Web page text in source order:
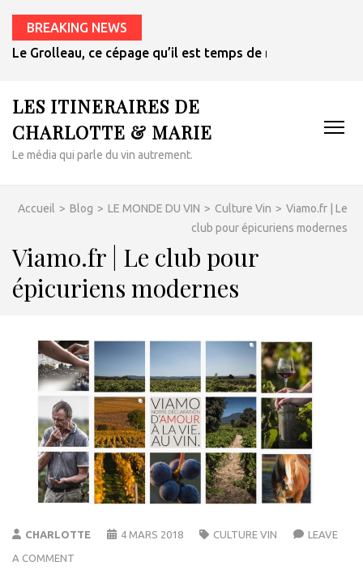
BREAKING NEWS
Et si le meilleur vin pour les plats épicés était un rosé de
LES ITINERAIRES DE
CHARLOTTE & MARIE
Le média qui parle du vin autrement.
Accueil > Blog > LE MONDE DU VIN > Culture Vin > Viamo.fr | Le
club pour épicuriens modernes
Viamo.fr | Le club pour
épicuriens modernes
CHARLOTTE 4 MARS 2018 CULTURE VIN LEAVE
A COMMENT